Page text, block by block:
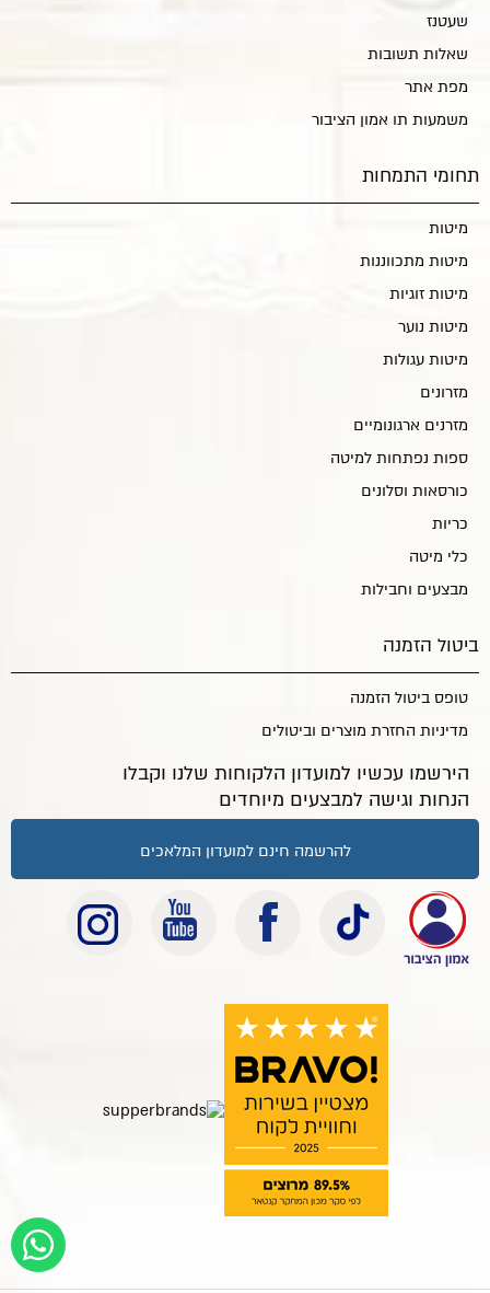
שעטנז
שאלות תשובות
מפת אתר
משמעות תו אמון הציבור
תחומי התמחות
מיטות
מיטות מתכווננות
מיטות זוגיות
מיטות נוער
מיטות עגולות
מזרונים
מזרנים ארגונומיים
ספות נפתחות למיטה
כורסאות וסלונים
כריות
כלי מיטה
מבצעים וחבילות
ביטול הזמנה
טופס ביטול הזמנה
מדיניות החזרת מוצרים וביטולים
הירשמו עכשיו למועדון הלקוחות שלנו וקבלו
הנחות וגישה למבצעים מיוחדים
להרשמה חינם למועדון המלאכים